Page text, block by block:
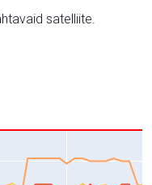
satelliite.